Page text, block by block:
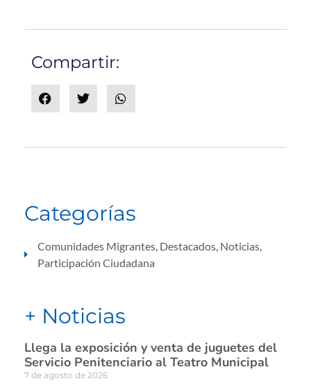
Compartir:
Categorías
Comunidades Migrantes, Destacados, Noticias,
Participación Ciudadana
+ Noticias
Llega la exposición y venta de juguetes del
Servicio Penitenciario al Teatro Municipal
7 de agosto de 2026